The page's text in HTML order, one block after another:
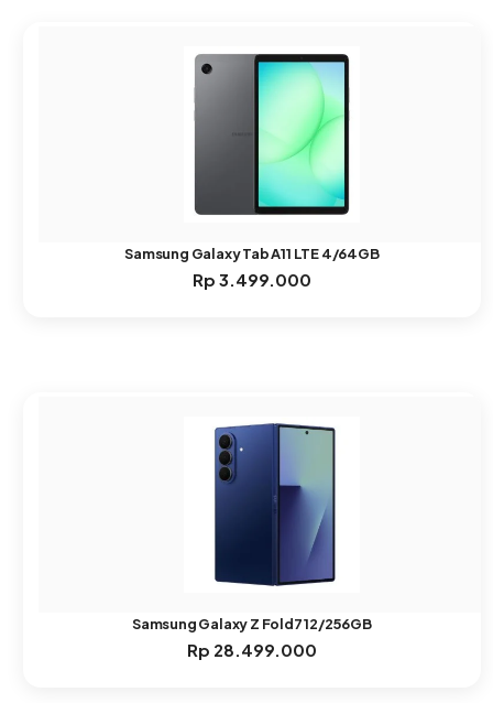
Samsung Galaxy Tab A11 LTE 4/64GB
Rp 3.499.000
Samsung Galaxy Z Fold7 12/256GB
Rp 28.499.000